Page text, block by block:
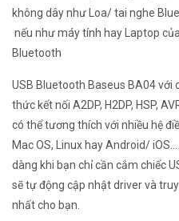
không dây như Loa/ tai nghe
nếu như máy tính hay Laptop
Bluetooth
USB Bluetooth Baseus BA04 với
thức kết nối A2DP, H2DP, HSP,
có thể tương thích với nhiều hệ
Mac OS, Linux hay Android/
dàng khi bạn chỉ cần cắm chiếc
sẽ tự động cập nhật driver và
nhất cho bạn.